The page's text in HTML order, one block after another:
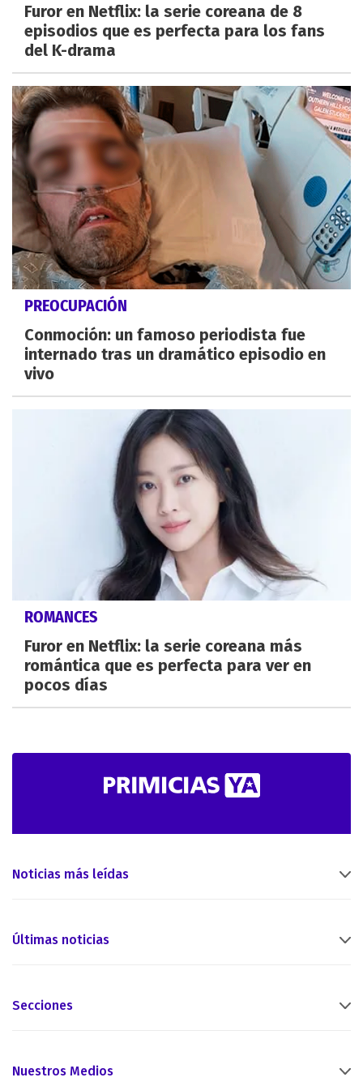
Furor en Netflix: la serie coreana de 8
episodios que es perfecta para los fans
del K-drama
PREOCUPACIÓN
Conmoción: un famoso periodista fue
internado tras un dramático episodio en
vivo
ROMANCES
Furor en Netflix: la serie coreana más
romántica que es perfecta para ver en
pocos días
Noticias más leídas
Últimas noticias
Secciones
Nuestros Medios